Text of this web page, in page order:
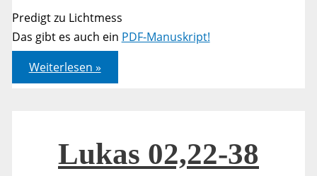
Predigt zu Lichtmess
Das gibt es auch ein PDF-Manuskript!
Lukas
02,22-
38
Weiterlesen »
Lukas 02,22-38